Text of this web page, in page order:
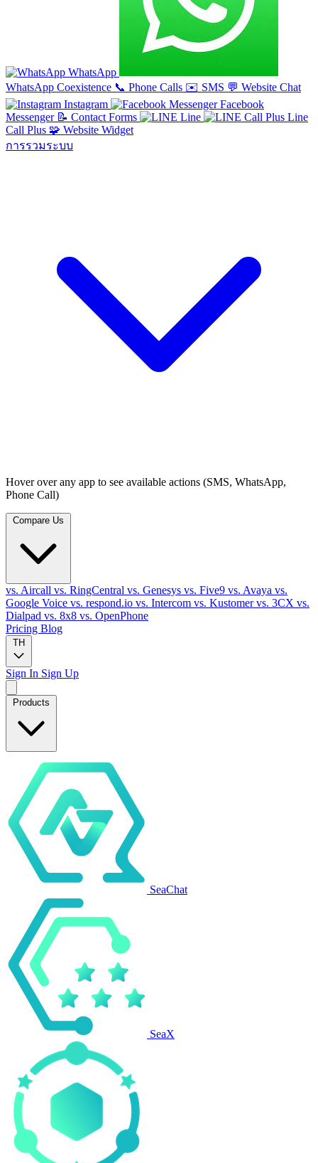
WhatsApp
WhatsApp Coexistence 📞 Phone Calls ✉️ SMS 💬 Website Chat
Instagram
Facebook
Messenger 📝 Contact Forms Line
Line
Call Plus 🧩 Website Widget
การรวมระบบ
Hover over any app to see available actions (SMS, WhatsApp,
Phone Call)
vs. Aircall vs. RingCentral vs. Genesys vs. Five9 vs. Avaya vs.
Google Voice vs. respond.io vs. Intercom vs. Kustomervs. 3CX vs.
Dialpad vs. 8x8 vs. OpenPhone
Pricing Blog
TH
Sign In Sign Up
Products
SeaChat
SeaX